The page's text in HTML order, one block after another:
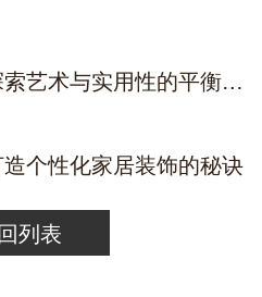
铝板雕花：探索艺术与实用性的平衡，塑造个性化且富有魅力的家居装饰，让每一处都成为艺术品
个性化家居装饰的秘诀
列表